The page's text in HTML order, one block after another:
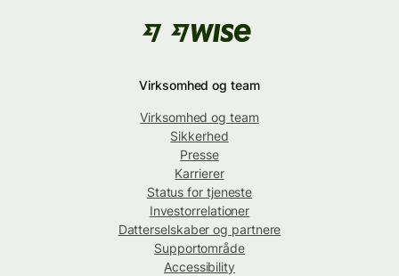
Virksomhed og team
Virksomhed og team
Sikkerhed
Presse
Karrierer
Status for tjeneste
Investorrelationer
Datterselskaber og partnere
Supportområde
Accessibility